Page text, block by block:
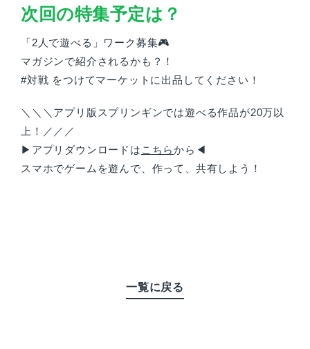
次回の特集予定は？
「2人で遊べる」ワーク募集🎮
マガジンで紹介されるかも？！
#対戦 をつけてマーケットに出品してください！
＼＼＼アプリ版スプリンギンでは遊べる作品が20万以
上！／／／
▶アプリダウンロードは こちらから◀
スマホでゲームを遊んで、作って、共有しよう！
一覧に戻る